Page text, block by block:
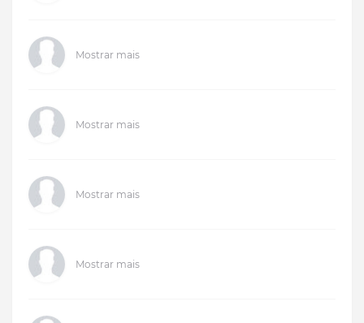
Mostrar mais
Mostrar mais
Mostrar mais
Mostrar mais